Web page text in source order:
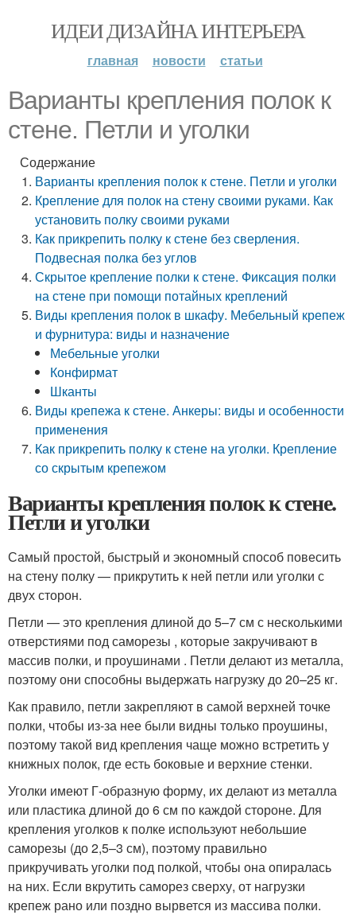
ИДЕИ ДИЗАЙНА ИНТЕРЬЕРА
главная новости статьи
Варианты крепления полок к
стене. Петли и уголки
Содержание
Варианты крепления полок к стене. Петли и уголки
Крепление для полок на стену своими руками. Как
установить полку своими руками
Как прикрепить полку к стене без сверления.
Подвесная полка без углов
Скрытое крепление полки к стене. Фиксация полки
на стене при помощи потайных креплений
Виды крепления полок в шкафу. Мебельный крепеж
и фурнитура: виды и назначение
Мебельные уголки
Конфирмат
Шканты
Виды крепежа к стене. Анкеры: виды и особенности
применения
Как прикрепить полку к стене на уголки. Крепление
со скрытым крепежом
Варианты крепления полок к стене.
Петли и уголки
Самый простой, быстрый и экономный способ повесить
на стену полку — прикрутить к ней петли или уголки с
двух сторон.
Петли — это крепления длиной до 5–7 см с несколькими
отверстиями под саморезы , которые закручивают в
массив полки, и проушинами . Петли делают из металла,
поэтому они способны выдержать нагрузку до 20–25 кг.
Как правило, петли закрепляют в самой верхней точке
полки, чтобы из-за нее были видны только проушины,
поэтому такой вид крепления чаще можно встретить у
книжных полок, где есть боковые и верхние стенки.
Уголки имеют Г-образную форму, их делают из металла
или пластика длиной до 6 см по каждой стороне. Для
крепления уголков к полке используют небольшие
саморезы (до 2,5–3 см), поэтому правильно
прикручивать уголки под полкой, чтобы она опиралась
на них. Если вкрутить саморез сверху, от нагрузки
крепеж рано или поздно вырвется из массива полки.